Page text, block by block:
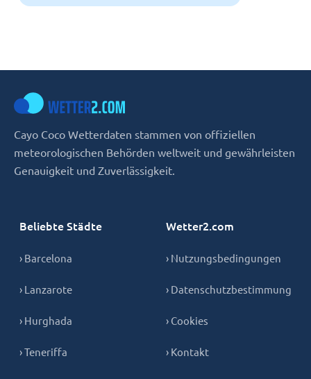
Cayo Coco Wetterdaten stammen von offiziellen
meteorologischen Behörden weltweit und gewährleisten
Genauigkeit und Zuverlässigkeit.
Beliebte Städte
› Barcelona
› Lanzarote
› Hurghada
› Teneriffa
Wetter2.com
› Nutzungsbedingungen
› Datenschutzbestimmung
› Cookies
› Kontakt